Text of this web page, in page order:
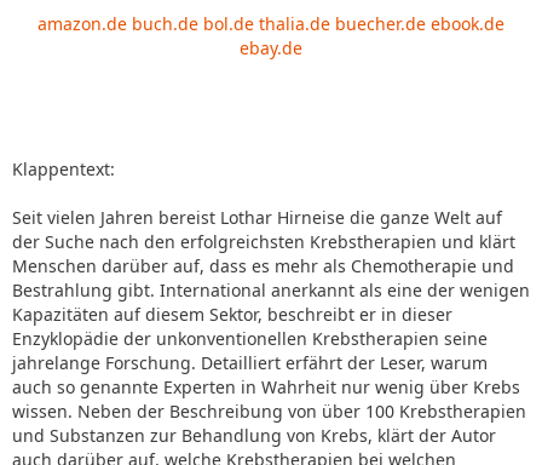
amazon.de buch.de bol.de thalia.de buecher.de ebook.de
ebay.de
Klappentext:
Seit vielen Jahren bereist Lothar Hirneise die ganze Welt auf
der Suche nach den erfolgreichsten Krebstherapien und klärt
Menschen darüber auf, dass es mehr als Chemotherapie und
Bestrahlung gibt. International anerkannt als eine der wenigen
Kapazitäten auf diesem Sektor, beschreibt er in dieser
Enzyklopädie der unkonventionellen Krebstherapien seine
jahrelange Forschung. Detailliert erfährt der Leser, warum
auch so genannte Experten in Wahrheit nur wenig über Krebs
wissen. Neben der Beschreibung von über 100 Krebstherapien
und Substanzen zur Behandlung von Krebs, klärt der Autor
auch darüber auf, welche Krebstherapien bei welchen